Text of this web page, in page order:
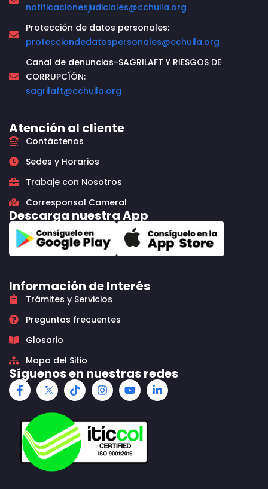
notificacionesjudiciales@cchuila.org
Protección de datos personales:
protecciondedatospersonales@cchuila.org
Canal de denuncias-SAGRILAFT Y RIESGOS DE
CORRUPCÍÓN:
sagrilaft@cchuila.org
Atención al cliente
Contáctenos
Sedes y Horarios
Trabaje con Nosotros
Corresponsal Cameral
Descarga nuestra App
Información de Interés
Trámites y Servicios
Preguntas frecuentes
Glosario
Mapa del Sitio
Síguenos en nuestras redes